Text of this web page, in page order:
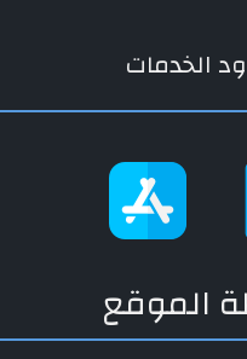
الخدمات
الموقع